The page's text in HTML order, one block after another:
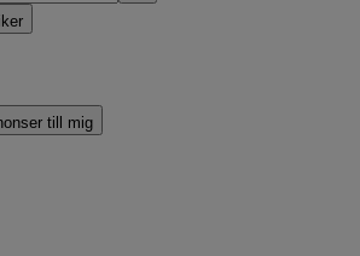
till mig